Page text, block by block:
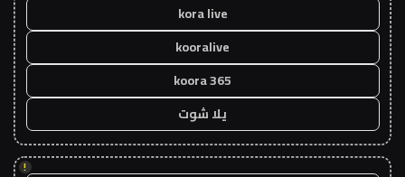
kora live
kooralive
koora 365
يلا شوت
!